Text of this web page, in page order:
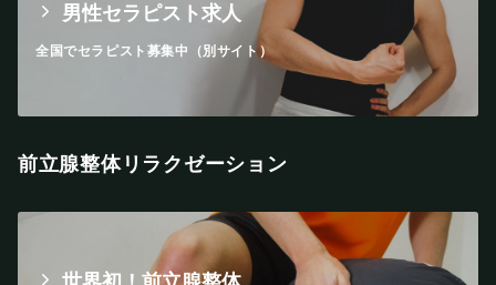
男性セラピスト求人
全国でセラピスト募集中（別サイト）
前立腺整体リラクゼーション